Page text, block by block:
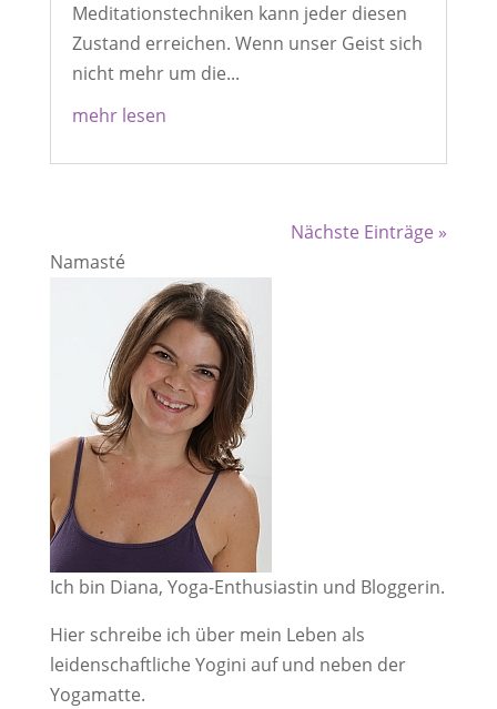
Meditationstechniken kann jeder diesen
Zustand erreichen. Wenn unser Geist sich
nicht mehr um die...
mehr lesen
Nächste Einträge »
Namasté
Ich bin Diana, Yoga-Enthusiastin und Bloggerin.
Hier schreibe ich über mein Leben als
leidenschaftliche Yogini auf und neben der
Yogamatte.